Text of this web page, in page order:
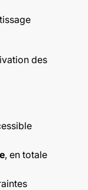
des
, en totale